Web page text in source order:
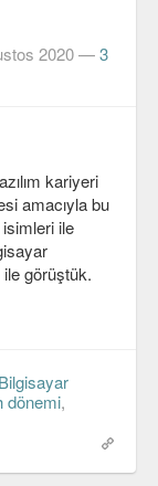
2020—3
kariyeri
amacıyla bu
ile
görüştük.
Bilgisayar
dönemi,